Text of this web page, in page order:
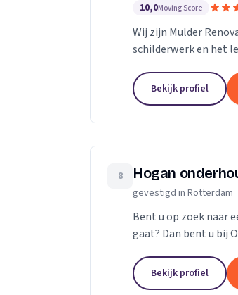
10,0Moving Score
Wij zijn Mulder
schilderwerk en het
Bekijk profiel
8 Hogan
gevestigd in Rotterdam
Bent u op zoek naar
gaat? Dan bent u bij OhansKlusbedrijf aan het juiste adres Persoonlijk contact en
Bekijk profiel